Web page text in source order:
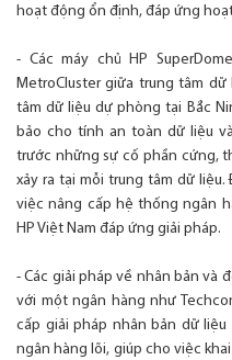
hoạt động ổn định, đáp ứng
- Các máy chủ HP
MetroCluster giữa trung tâm dữ
tâm dữ liệu dự phòng tại Bắc
bảo cho tính an toàn dữ liệu
trước những sự cố phần cứng,
xảy ra tại mỗi trung tâm dữ
việc nâng cấp hệ thống ngân
HP Việt Nam đáp ứng giải pháp.
- Các giải pháp về nhân bản và
với một ngân hàng như
cấp giải pháp nhân bản dữ liệu
ngân hàng lõi, giúp cho việc